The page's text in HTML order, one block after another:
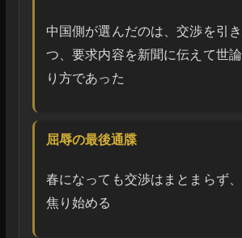
中国側が選んだのは、交渉を引
つ、要求内容を新聞に伝えて世
り方であった
屈辱の最後通牒
春になっても交渉はまとまらず
焦り始める